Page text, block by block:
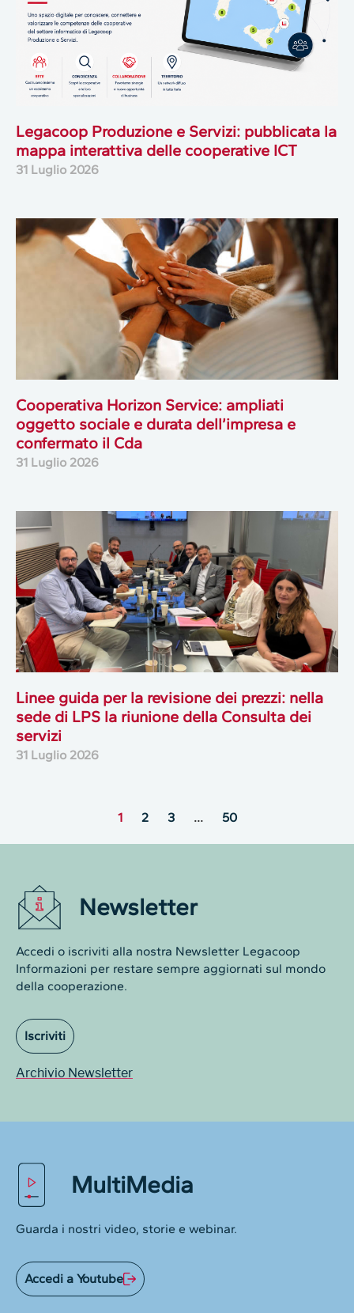
Legacoop Produzione e Servizi: pubblicata la
mappa interattiva delle cooperative ICT
31 Luglio 2026
Cooperativa Horizon Service: ampliati
oggetto sociale e durata dell’impresa e
confermato il Cda
31 Luglio 2026
Linee guida per la revisione dei prezzi: nella
sede di LPS la riunione della Consulta dei
servizi
31 Luglio 2026
1 2 3 … 50
Newsletter
Accedi o iscriviti alla nostra Newsletter Legacoop
Informazioni per restare sempre aggiornati sul mondo
della cooperazione.
Iscriviti
Archivio Newsletter
MultiMedia
Guarda i nostri video, storie e webinar.
Accedi a Youtube